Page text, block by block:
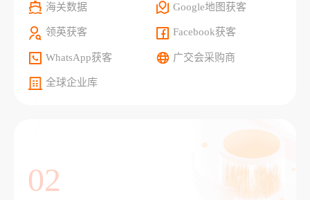
海关数据 Google地图获客
领英获客 Facebook获客
WhatsApp获客 广交会采购商
全球企业库
02